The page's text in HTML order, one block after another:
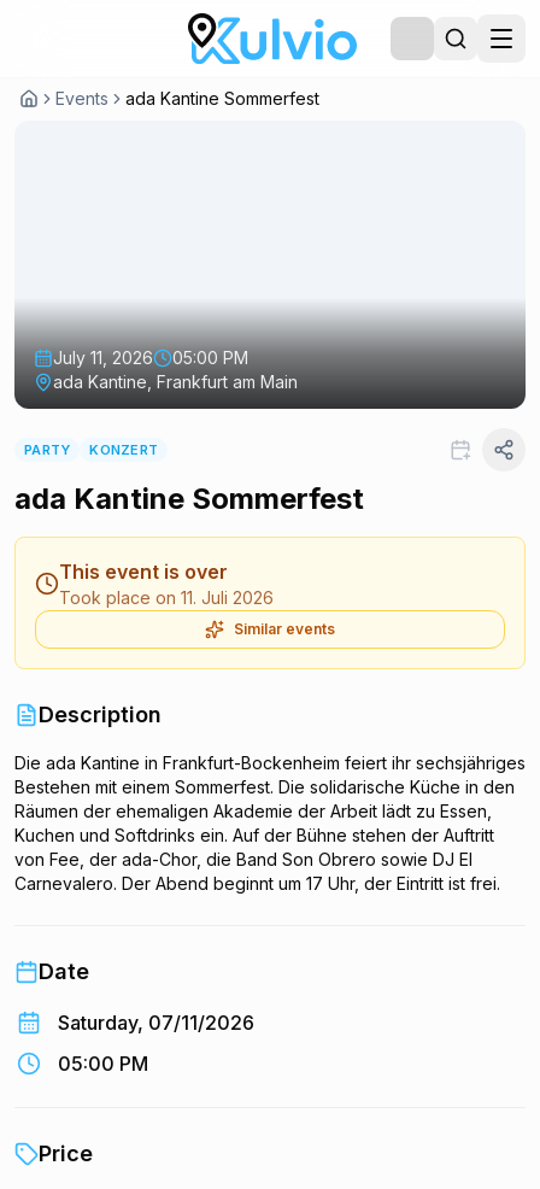
Events ada Kantine Sommerfest
July 11, 2026
05:00 PM
ada Kantine, Frankfurt am Main
PARTY KONZERT
ada Kantine Sommerfest
This event is over
Took place on 11. Juli 2026
Similar events
Description
Die ada Kantine in Frankfurt-Bockenheim feiert ihr sechsjähriges
Bestehen mit einem Sommerfest. Die solidarische Küche in den
Räumen der ehemaligen Akademie der Arbeit lädt zu Essen,
Kuchen und Softdrinks ein. Auf der Bühne stehen der Auftritt
von Fee, der ada-Chor, die Band Son Obrero sowie DJ El
Carnevalero. Der Abend beginnt um 17 Uhr, der Eintritt ist frei.
Date
Saturday, 07/11/2026
05:00 PM
Price